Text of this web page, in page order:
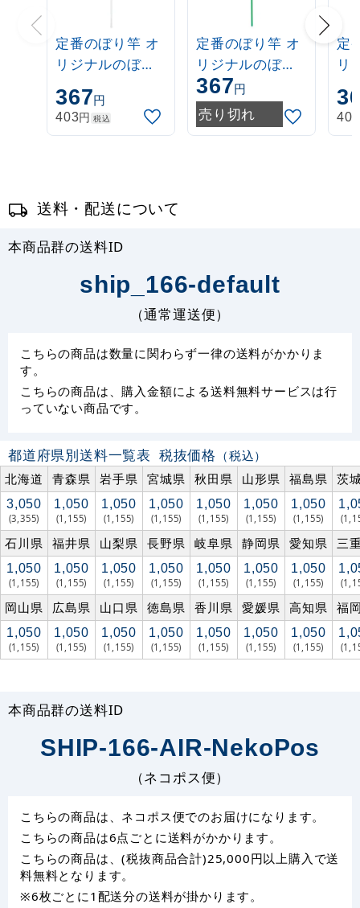
定番のぼり竿 オ
リジナルのぼり
ポール 1.6～3m
伸縮式 白
(30537***)
367円
403円 税込
定番のぼり竿 オ
リジナルのぼり
ポール 1.6～3m
伸縮式 緑
(30537GRN)
367円
売り切れ
定
リ
ポ
伸
403
送料・配送について
本商品群の送料ID
ship_166-default
（通常運送便）
こちらの商品は数量に関わらず一律の送料がかかりま
す。
こちらの商品は、購入金額による送料無料サービスは行
っていない商品です。
都道府県別送料一覧表 税抜価格 （税込）
北海道
青森県 岩手県 宮城県 秋田県 山形県 福島県 茨
3,050
(3,355)
1,050
(1,155)
1,050
(1,155)
1,050
(1,155)
1,050
(1,155)
1,050
(1,155)
1,050
(1,155)
石川県 福井県 山梨県 長野県 岐阜県 静岡県 愛知県 三
1,050
(1,155)
1,050
(1,155)
1,050
(1,155)
1,050
(1,155)
1,050
(1,155)
1,050
(1,155)
1,050
(1,155)
岡山県 広島県 山口県 徳島県 香川県 愛媛県 高知県 福
1,050
(1,155)
1,050
(1,155)
1,050
(1,155)
1,050
(1,155)
1,050
(1,155)
1,050
(1,155)
1,050
(1,155)
本商品群の送料ID
SHIP-166-AIR-NekoPos
（ネコポス便）
こちらの商品は、ネコポス便でのお届けになります。
こちらの商品は6点ごとに送料がかかります。
こちらの商品は、(税抜商品合計)25,000円以上購入で送
料無料となります。
※6枚ごとに1配送分の送料が掛かります。